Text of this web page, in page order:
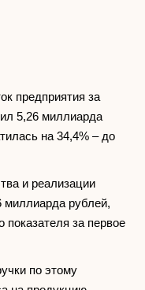
предприятия за
5,26 миллиарда
на 34,4% – до
и реализации
миллиарда рублей,
показателя за первое
по этому